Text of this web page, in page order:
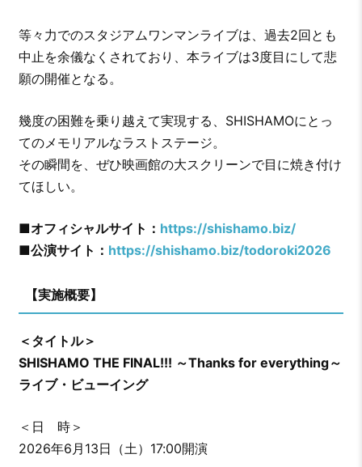
等々力でのスタジアムワンマンライブは、過去2回とも
中止を余儀なくされており、本ライブは3度目にして悲
願の開催となる。
幾度の困難を乗り越えて実現する、SHISHAMOにとっ
てのメモリアルなラストステージ。
その瞬間を、ぜひ映画館の大スクリーンで目に焼き付け
てほしい。
■オフィシャルサイト： https://shishamo.biz/
■公演サイト： https://shishamo.biz/todoroki2026
【実施概要】
＜タイトル＞
SHISHAMO THE FINAL!!! ～Thanks for everything～
ライブ・ビューイング
＜日 時＞
2026年6月13日（土）17:00開演